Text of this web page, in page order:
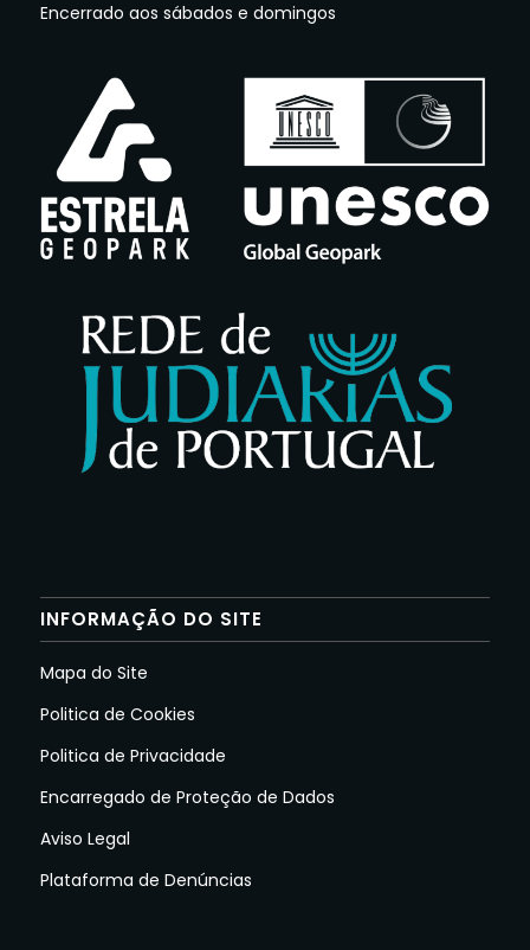
Encerrado aos sábados e domingos
INFORMAÇÃO DO SITE
Mapa do Site
Politica de Cookies
Politica de Privacidade
Encarregado de Proteção de Dados
Aviso Legal
Plataforma de Denúncias